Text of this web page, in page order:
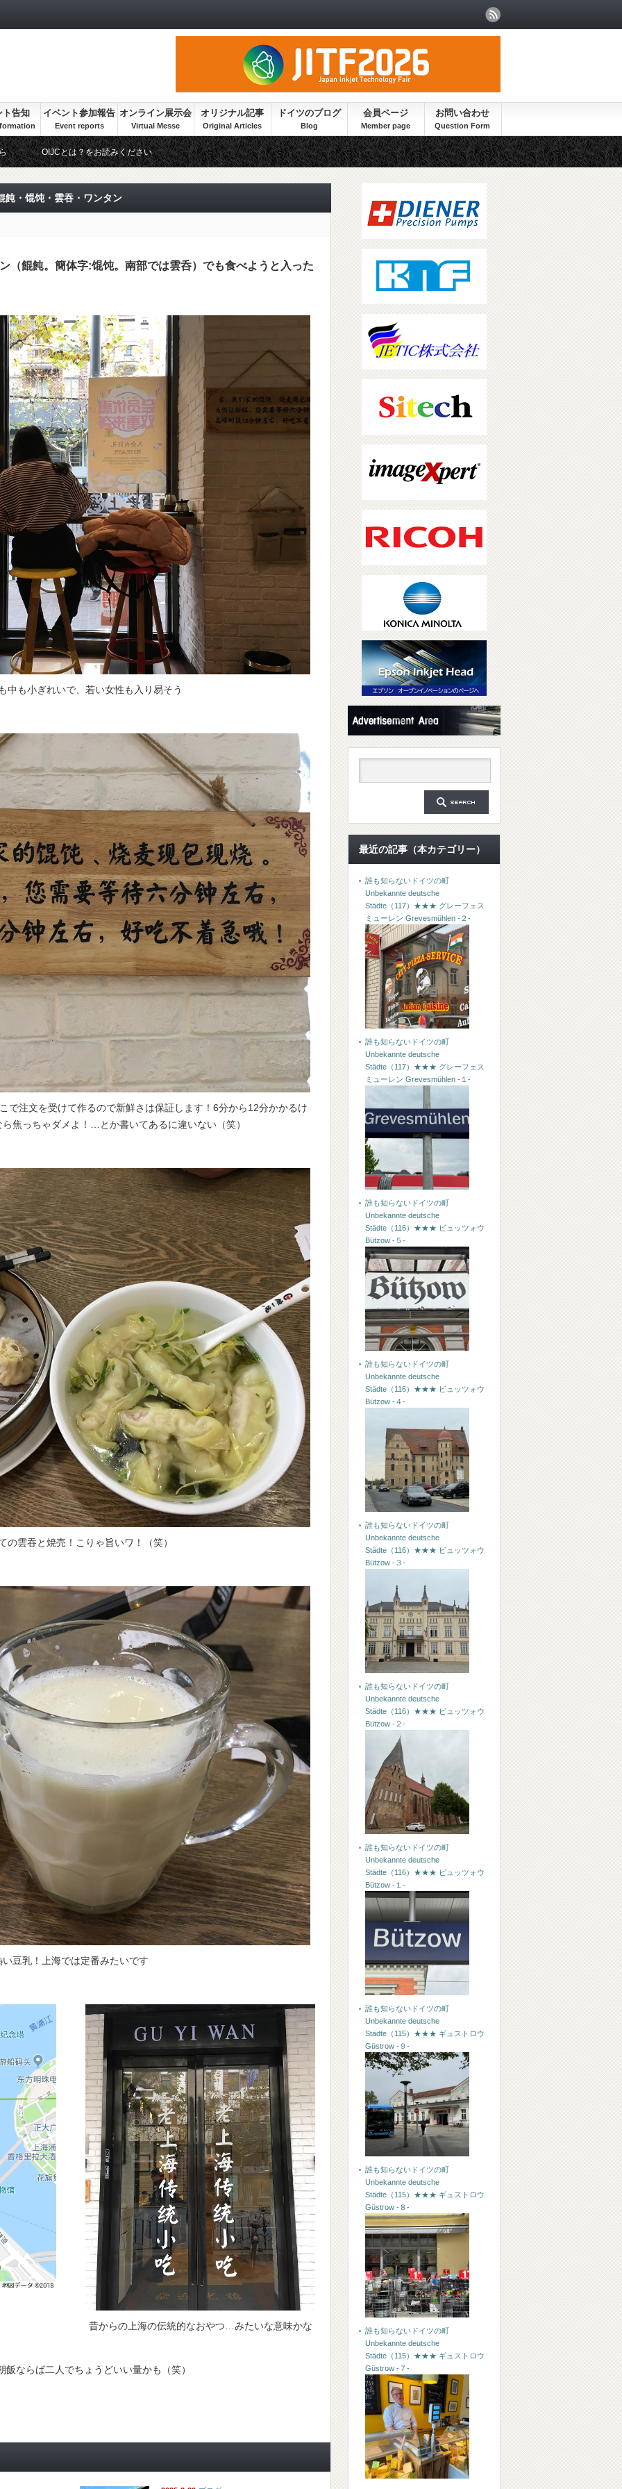
ト告知 イベント参加報告 オンライン展示会 オリジナル記事 ドイツのブログ 会員ページ お問い合わせ
OIJCとは？をお読みください
・馄饨・雲吞・ワンタン
（餛飩。簡体字:馄饨。南部では雲呑）でも食べようと入った
中も小ぎれいで、若い女性も入り易そう
で注文を受けて作るので新鮮さは保証します！6分から12分かかるけ
焦っちゃダメよ！…とか書いてあるに違いない（笑）
の雲吞と焼売！こりゃ旨いワ！（笑）
い豆乳！上海では定番みたいです
昔からの上海の伝統的なおやつ…みたいな意味かな
ならば二人でちょうどいい量かも（笑）
最近の記事（本カテゴリー）
誰も知らないドイツの町
Unbekannte deutsche
Städte（117）★★★ グレーフェス
ミューレン Grevesmühlen -２-
誰も知らないドイツの町
Unbekannte deutsche
Städte（117）★★★ グレーフェス
ミューレン Grevesmühlen -１-
誰も知らないドイツの町
Unbekannte deutsche
Städte（116）★★★ ビュッツォウ
Bützow -５-
誰も知らないドイツの町
Unbekannte deutsche
Städte（116）★★★ ビュッツォウ
Bützow -４-
誰も知らないドイツの町
Unbekannte deutsche
Städte（116）★★★ ビュッツォウ
Bützow -３-
誰も知らないドイツの町
Unbekannte deutsche
Städte（116）★★★ ビュッツォウ
Bützow -２-
誰も知らないドイツの町
Unbekannte deutsche
Städte（116）★★★ ビュッツォウ
Bützow -１-
誰も知らないドイツの町
Unbekannte deutsche
Städte（115）★★★ ギュストロウ
Güstrow -９-
誰も知らないドイツの町
Unbekannte deutsche
Städte（115）★★★ ギュストロウ
Güstrow -８-
誰も知らないドイツの町
Unbekannte deutsche
Städte（115）★★★ ギュストロウ
Güstrow -７-